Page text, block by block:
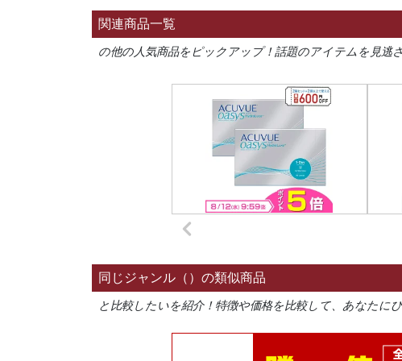
関連商品一覧
の他の人気商品をピックアップ！話題のアイテムを見逃
同じジャンル（）の類似商品
と比較したいを紹介！特徴や価格を比較して、あなたに